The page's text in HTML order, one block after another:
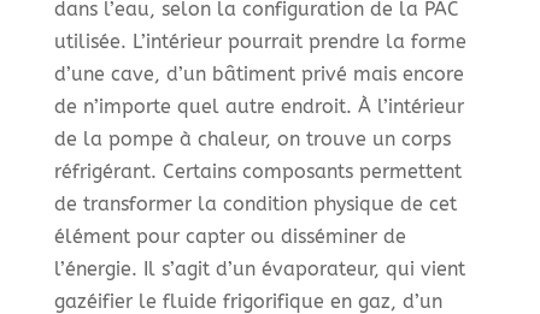
dans l’eau, selon la configuration de la PAC
utilisée. L’intérieur pourrait prendre la forme
d’une cave, d’un bâtiment privé mais encore
de n’importe quel autre endroit. À l’intérieur
de la pompe à chaleur, on trouve un corps
réfrigérant. Certains composants permettent
de transformer la condition physique de cet
élément pour capter ou disséminer de
l’énergie. Il s’agit d’un évaporateur, qui vient
gazéifier le fluide frigorifique en gaz, d’un